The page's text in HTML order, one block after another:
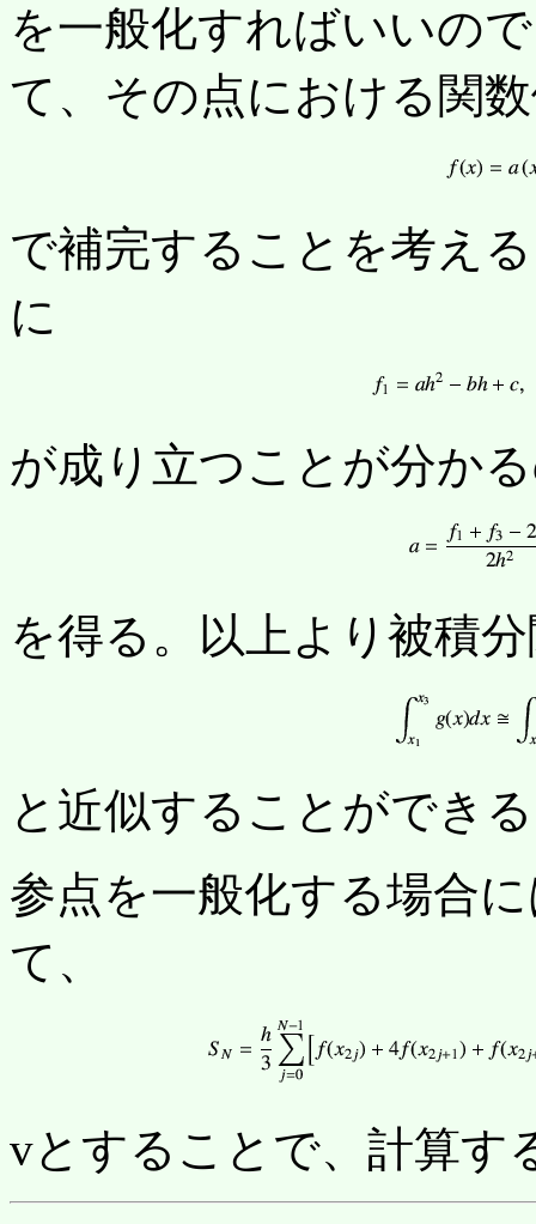
を一般化すればいいの
て、その点における関
で補完することを考え
に
が成り立つことが分か
を得る。以上より被積
と近似することができ
参点を一般化する場合
て、
vとすることで、計算す